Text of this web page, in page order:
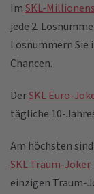
ImSKL-
jede 2.
Losnummern Sie
Chancen.
DerSKL Euro-
tägliche 10-
Am höchsten
SKL Traum-Joker
einzigen Traum-